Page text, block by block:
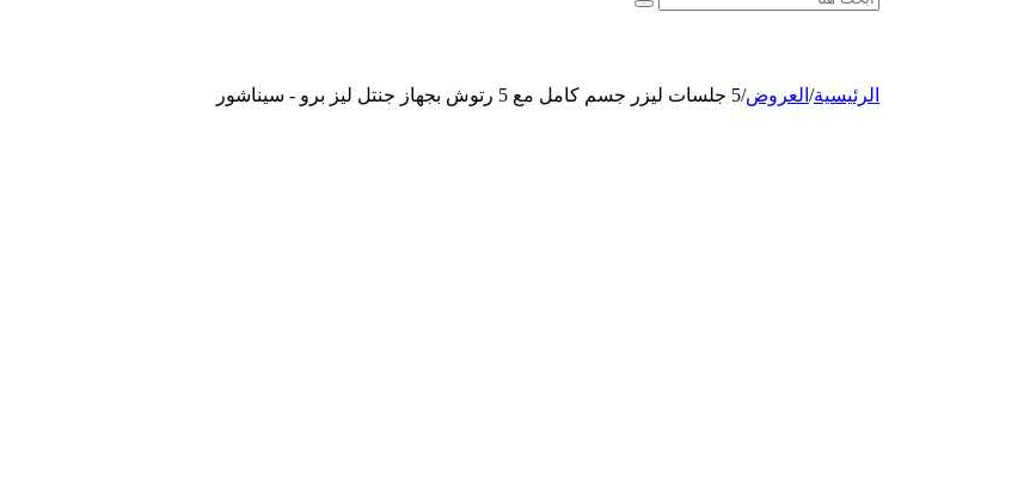
الرئيسية/ العروض/5 جلسات ليزر جسم كامل مع 5 رتوش بجهاز جنتل ليز برو - سيناشور